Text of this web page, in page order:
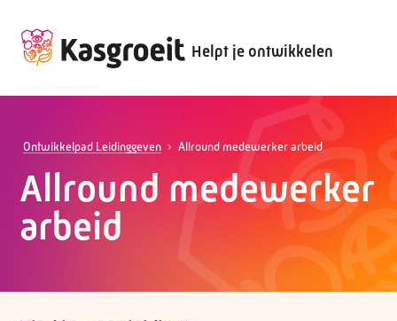
Helpt je ontwikkelen
Ontwikkelpad Leidinggeven Allround medewerker arbeid
Allround medewerker
arbeid